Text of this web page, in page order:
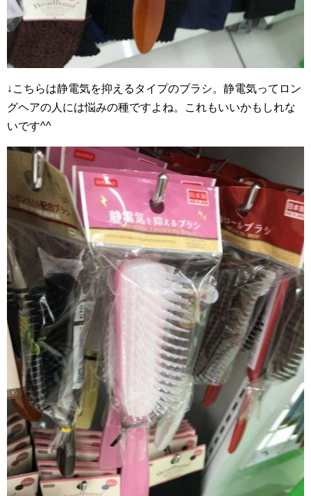
↓こちらは静電気を抑えるタイプのブラシ。静電気ってロン
グヘアの人には悩みの種ですよね。これもいいかもしれな
いです^^